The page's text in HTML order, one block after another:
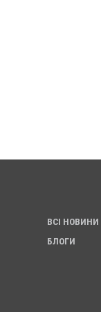
ВСІ НОВИНИ
БЛОГИ